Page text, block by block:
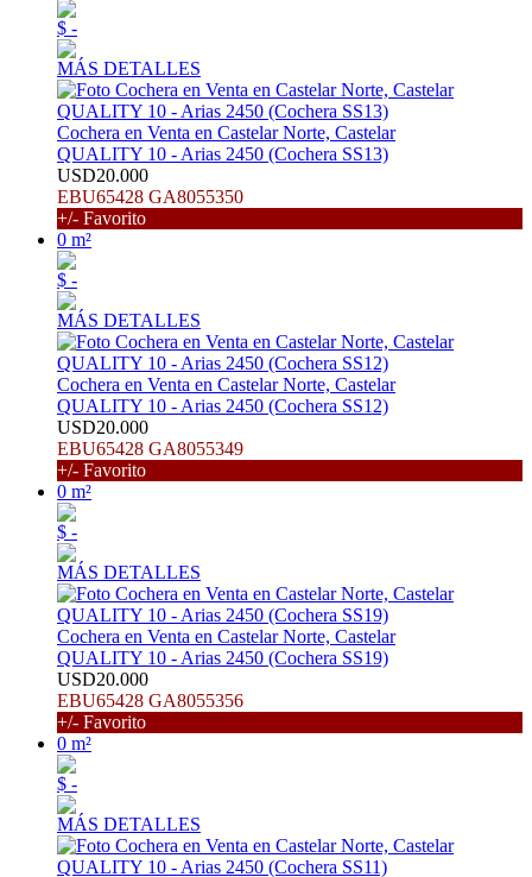
$ -
MÁS DETALLES
Cochera en Venta en Castelar Norte, Castelar
QUALITY 10 - Arias 2450 (Cochera SS13)
USD20.000
EBU65428 GA8055350
+/- Favorito
0 m²
$ -
MÁS DETALLES
Cochera en Venta en Castelar Norte, Castelar
QUALITY 10 - Arias 2450 (Cochera SS12)
USD20.000
EBU65428 GA8055349
+/- Favorito
0 m²
$ -
MÁS DETALLES
Cochera en Venta en Castelar Norte, Castelar
QUALITY 10 - Arias 2450 (Cochera SS19)
USD20.000
EBU65428 GA8055356
+/- Favorito
0 m²
$ -
MÁS DETALLES